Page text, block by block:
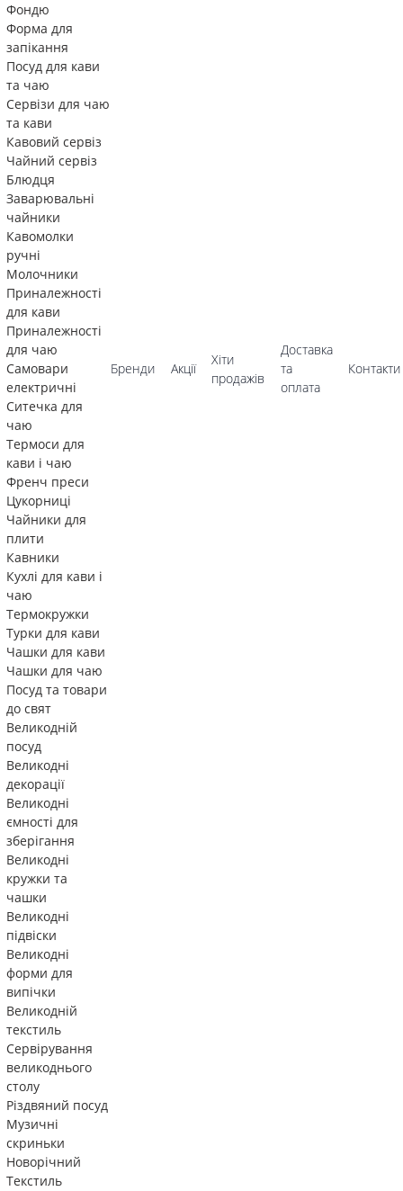
Фондю
Форма для
запікання
Посуд для кави
та чаю
Сервізи для чаю
та кави
Кавовий сервіз
Чайний сервіз
Блюдця
Заварювальні
чайники
Кавомолки
ручні
Молочники
Приналежності
для кави
Приналежності
для чаю
Самовари
електричні
Ситечка для
чаю
Термоси для
кави і чаю
Френч преси
Цукорниці
Чайники для
плити
Кавники
Кухлі для кави і
чаю
Термокружки
Турки для кави
Чашки для кави
Чашки для чаю
Посуд та товари
до свят
Великодній
посуд
Великодні
декорації
Великодні
ємності для
зберігання
Великодні
кружки та
чашки
Великодні
підвіски
Великодні
форми для
випічки
Великодній
текстиль
Сервірування
великоднього
столу
Різдвяний посуд
Музичні
скриньки
Новорічний
Текстиль
Бренди Акції
Хіти
продажів
Доставка
та
оплата
Контакти